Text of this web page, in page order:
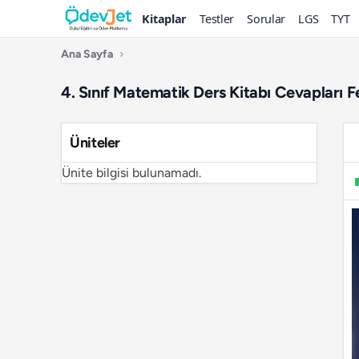
Kitaplar Testler Sorular LGS TYT
Ana Sayfa ›
4. Sınıf Matematik Ders Kitabı Cevapları
Üniteler
Ünite bilgisi bulunamadı.